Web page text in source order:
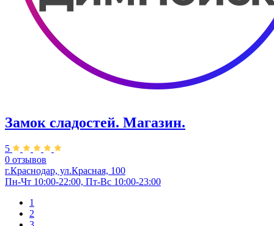
Замок сладостей. ​Магазин.
5
0 отзывов
г.Краснодар, ул.Красная, 100
Пн-Чт 10:00-22:00, Пт-Вс 10:00-23:00
1
2